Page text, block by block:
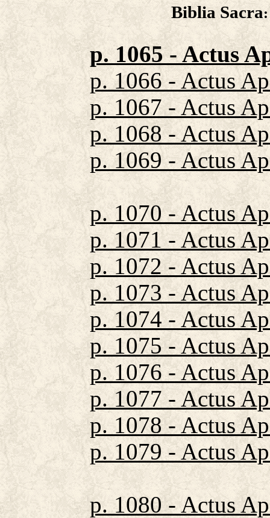
Biblia Sacra
p. 1065 - Actus
p. 1066 - Actus
p. 1067 - Actus
p. 1068 - Actus
p. 1069 - Actus
p. 1070 - Actus
p. 1071 - Actus
p. 1072 - Actus
p. 1073 - Actus
p. 1074 - Actus
p. 1075 - Actus
p. 1076 - Actus
p. 1077 - Actus
p. 1078 - Actus
p. 1079 - Actus
p. 1080 - Actus